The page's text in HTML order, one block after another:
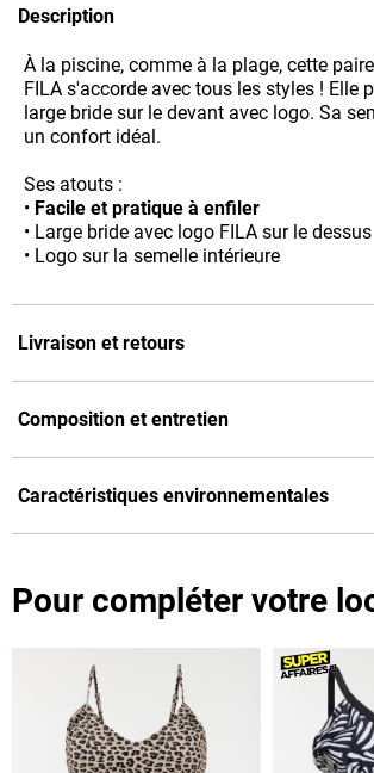
Description
À la piscine, comme à la plage, cette
FILA s'accorde avec tous les styles ! Elle
large bride sur le devant avec logo. Sa
un confort idéal.
Ses atouts :
• Facile et pratique à enfiler
• Large bride avec logo FILA sur le dessus
• Logo sur la semelle intérieure
Livraison et retours
Composition et entretien
Caractéristiques environnementales
Pour compléter votre